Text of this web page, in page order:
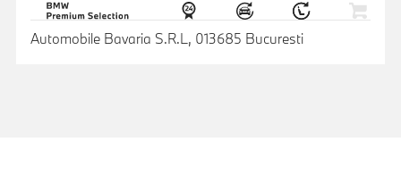
Automobile Bavaria S.R.L, 013685 Bucuresti